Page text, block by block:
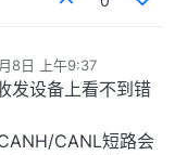
8日 上午9:37
发设备上看不到错
CANL短路会